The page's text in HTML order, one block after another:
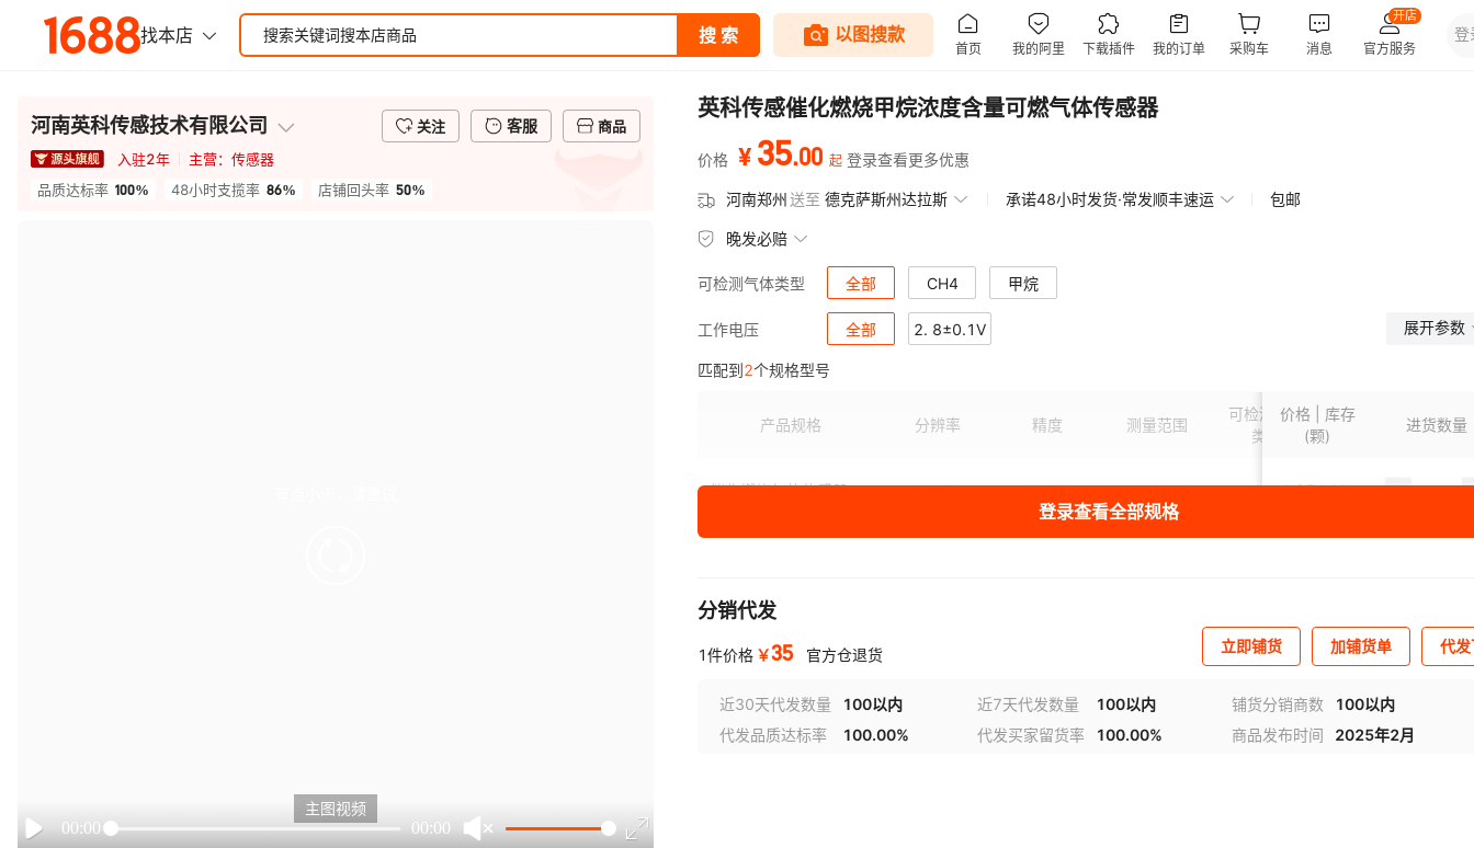
河南英科传感技术有限公司 关注 客服
商品
入驻2年 主营：传感器
品质达标率 100% 48小时支揽率 86% 店铺回头率 50%
Play
00:00 00:00
主图视频
英科传感催化燃烧甲烷浓度含量可燃气体传感器
价格 ¥ 35.00 起 登录查看更多优惠
河南郑州送至 德克萨斯州达拉斯 承诺48小时发货·常发顺丰速运 包邮
晚发必赔
可检测气体类型 全部 CH4 甲烷
工作电压 全部 2. 8±0.1V 展开参数
匹配到2个规格型号
产品规格 分辨率 精度 测量范围
可检测气体
类型
工作电压 工
价格 | 库存
(颗)
进货数量
催化燃烧气体传感器 1%LEL 3%FS 0-100%LEL CH4 2. 8±0.1V
¥35 99
登录查看全部规格
分销代发
1件价格 ￥35 官方仓退货 立即铺货 加铺货单 代
近30天代发数量 100以内 近7天代发数量 100以内 铺货分销商数
100以内
代发品质达标率
100.00% 代发买家留货率 100.00% 商品发布时间 2025年2月